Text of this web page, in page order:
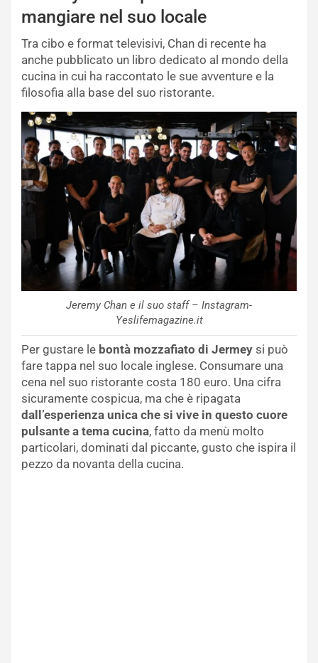
mangiare nel suo locale
Tra cibo e format televisivi, Chan di recente ha
anche pubblicato un libro dedicato al mondo della
cucina in cui ha raccontato le sue avventure e la
filosofia alla base del suo ristorante.
Jeremy Chan e il suo staff – Instagram-
Yeslifemagazine.it
Per gustare le bontà mozzafiato di Jermey si può
fare tappa nel suo locale inglese. Consumare una
cena nel suo ristorante costa 180 euro. Una cifra
sicuramente cospicua, ma che è ripagata
dall’esperienza unica che si vive in questo cuore
pulsante a tema cucina, fatto da menù molto
particolari, dominati dal piccante, gusto che ispira il
pezzo da novanta della cucina.